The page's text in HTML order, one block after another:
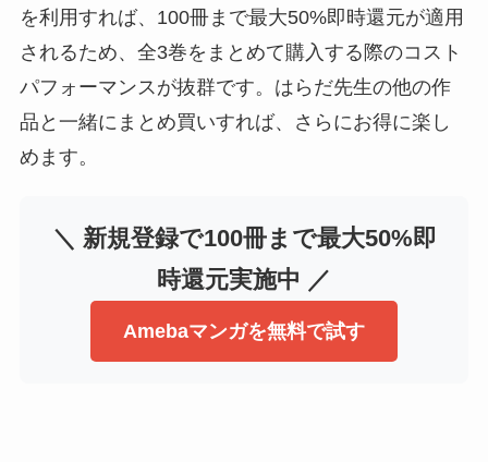
を利用すれば、100冊まで最大50%即時還元が適用
されるため、全3巻をまとめて購入する際のコスト
パフォーマンスが抜群です。はらだ先生の他の作
品と一緒にまとめ買いすれば、さらにお得に楽し
めます。
＼ 新規登録で100冊まで最大50%即
時還元実施中 ／
Amebaマンガを無料で試す